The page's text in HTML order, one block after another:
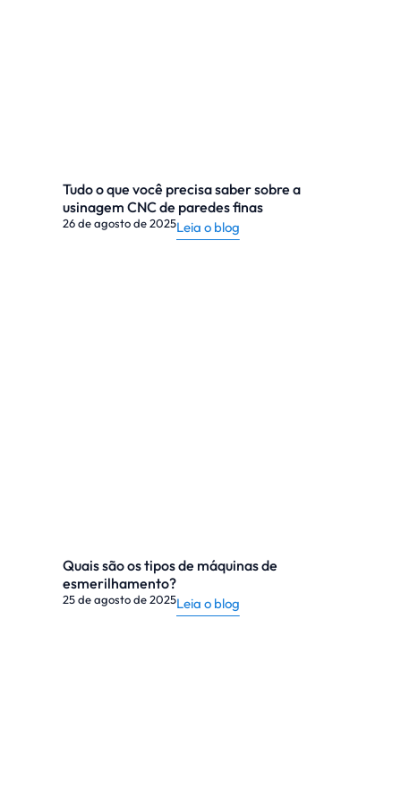
Tudo o que você precisa saber sobre a
usinagem CNC de paredes finas
26 de agosto de 2025Leia o blog
Quais são os tipos de máquinas de
esmerilhamento?
25 de agosto de 2025Leia o blog